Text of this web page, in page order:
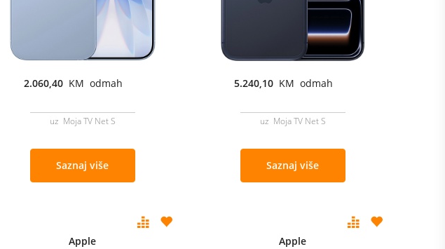
2.060,40 KM odmah
uz Moja TV Net S
Saznaj više
5.240,10 KM odmah
uz Moja TV Net S
Saznaj više
Apple Apple